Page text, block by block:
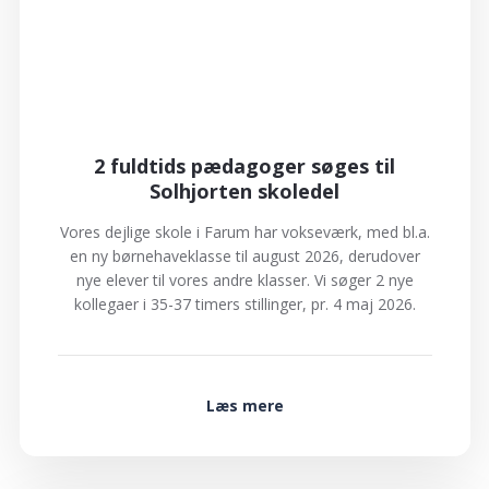
2 fuldtids pædagoger søges til
Solhjorten skoledel
Vores dejlige skole i Farum har vokseværk, med bl.a.
en ny børnehaveklasse til august 2026, derudover
nye elever til vores andre klasser. Vi søger 2 nye
kollegaer i 35-37 timers stillinger, pr. 4 maj 2026.
Læs mere